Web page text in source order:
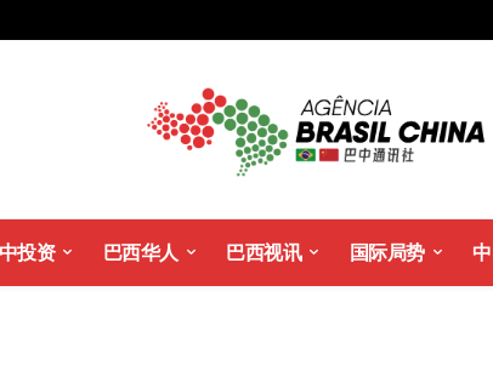
投资 巴西华人 巴西视讯 国际局势